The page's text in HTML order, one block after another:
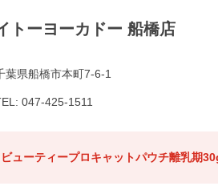
トーヨーカドー 船橋店
葉県船橋市本町7-6-1
047-425-1511
ビューティープロキャットパウチ離乳期